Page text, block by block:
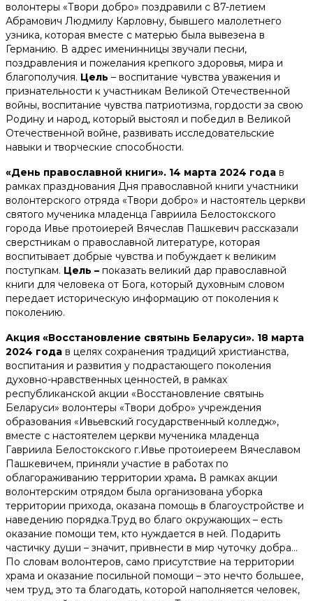
волонтеры «Твори добро» поздравили с 87-летием
Абрамович Людмилу Карловну, бывшего малолетнего
узника, которая вместе с матерью была вывезена в
Германию. В адрес именинницы звучали песни,
поздравления и пожелания крепкого здоровья, мира и
благополучия. Цель – воспитание чувства уважения и
признательности к участникам Великой Отечественной
войны, воспитание чувства патриотизма, гордости за свою
Родину и народ, который выстоял и победил в Великой
Отечественной войне, развивать исследовательские
навыки и творческие способности.
«День православной книги». 14 марта 2024 года в
рамках празднования Дня православной книги участники
волонтерского отряда «Твори добро» и настоятель церкви
святого мученика младенца Гавриила Белостокского
города Ивье протоиерей Вячеслав Пашкевич рассказали
сверстникам о православной литературе, которая
воспитывает добрые чувства и побуждает к великим
поступкам. Цель – показать великий дар православной
книги для человека от Бога, который духовным словом
передает историческую информацию от поколения к
поколению.
Акция «Восстановление святынь Беларуси». 18 марта
2024 года в целях сохранения традиций христианства,
воспитания и развития у подрастающего поколения
духовно-нравственных ценностей, в рамках
республиканской акции «Восстановление святынь
Беларуси» волонтеры «Твори добро» учреждения
образования «Ивьевский государственный колледж»,
вместе с настоятелем церкви мученика младенца
Гавриила Белостокского г.Ивье протоиереем Вячеславом
Пашкевичем, приняли участие в работах по
облагораживанию территории храма. В рамках акции
волонтерским отрядом была организована уборка
территории прихода, оказана помощь в благоустройстве и
наведению порядка.Труд во благо окружающих – есть
оказание помощи тем, кто нуждается в ней. Подарить
частичку души – значит, привнести в мир чуточку добра…
По словам волонтеров, само присутствие на территории
храма и оказание посильной помощи – это нечто большее,
чем труд, это та благодать, которой наполняется человек,